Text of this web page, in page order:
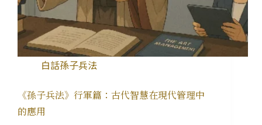
白話孫子兵法
《孫子兵法》行軍篇：古代智慧在現代管理中
的應用